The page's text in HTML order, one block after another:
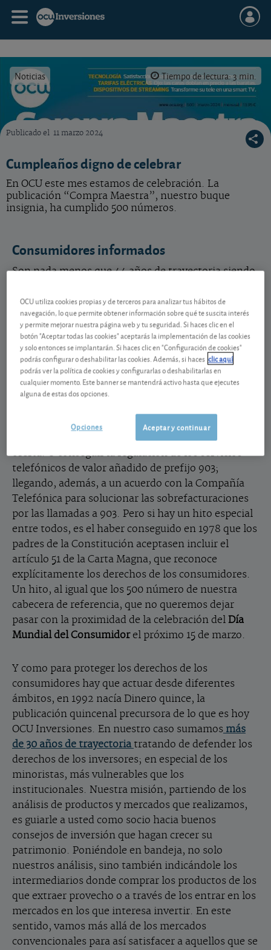
Noticias Tiempo de lectura: 3 min.
La revista Compra Maestra cumple nada menos que 500 números al lado del
Publicado el 11 marzo 2024
Cumpleaños digno de celebrar
En OCU este mes estamos de celebración. La
publicación “Compra Maestra”, nuestro buque
insignia, ha cumplido 500 números.
Consumidores informados
Son nada menos que 44 años de trayectoria siendo
conozcan la verdadera naturaleza de los productos
y servicios y que, así como consumidores
informados puedan ejercer su derecho a elegir en
las mejores condiciones. A lo largo de estos años
como organización que defiende sus intereses
muchos han sido los logros y las luchas en la que
hemos tomado parte: el análisis de hamburguesas
Sanidad y que a partir de entonces el sector
cambiara las grasas de fritura y diversifcara la
oferta. O conseguir la regulación de los servicios
telefónicos de valor añadido de prefijo 903;
llegando, además, a un acuerdo con la Compañía
Telefónica para solucionar las sobrefacturaciones
por las llamadas a 903. Pero si hay un hito especial
entre todos, es el haber conseguido en 1978 que los
padres de la Constitución aceptasen incluir el
artículo 51 de la Carta Magna, que reconoce
explícitamente los derechos de los consumidores.
Un hito, al igual que los 500 número de nuestra
cabecera de referencia, que no queremos dejar
pasar con la proximidad de la celebración del Día
Mundial del Consumidorel próximo 15 de marzo.
Y como para proteger los derechos de los
consumidores hay que actuar desde diferentes
ámbitos, en 1992 nacía Dinero quince, la
publicación quincenal precursora de lo que es hoy
OCU Inversiones. En nuestro caso sumamos más
de 30 años de trayectoria tratando de defender los
derechos de los inversores; en especial de los
minoristas, más vulnerables que los
institucionales. Nuestra misión, partiendo de los
análisis de productos y mercados que realizamos,
es guiarle a usted como socio hacia buenos
consejos de inversión que hagan crecer su
patrimonio. Poniéndole en bandeja, no solo
nuestros análisis, sino también indicándole los
intermediarios donde comprar los productos de los
que extraer provecho o a través de los entrar en los
mercados en los que interesa invertir. En este
sentido, vamos más allá de los mercados
convencionales para así satisfacer a aquellos que se
OCU utiliza cookies propias y de terceros para analizar tus hábitos de
navegación, lo que permite obtener información sobre qué te suscita interés
y permite mejorar nuestra página web y tu seguridad. Si haces clic en el
botón "Aceptar todas las cookies" aceptarás la implementación de las cookies
y solo entonces se implantarán. Si haces clic en "Configuración de cookies"
podrás configurar o deshabilitar las cookies. Además, si haces clic aquí
podrás ver la política de cookies y configurarlas o deshabilitarlas en
cualquier momento. Este banner se mantendrá activo hasta que ejecutes
alguna de estas dos opciones.
Aceptar y continuar
Opciones